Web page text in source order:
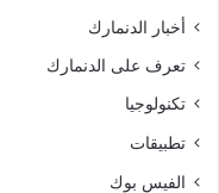
أخبار الدنمارك
تعرف على الدنمارك
تكنولوجيا
تطبيقات
الفيس بوك